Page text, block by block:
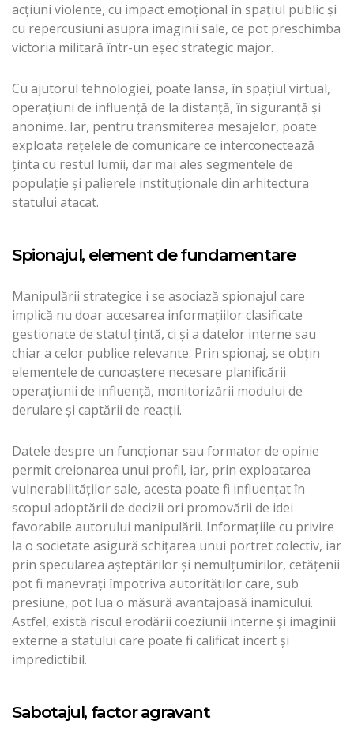
acţiuni violente, cu impact emoţional în spaţiul public şi
cu repercusiuni asupra imaginii sale, ce pot preschimba
victoria militară într-un eşec strategic major.
Cu ajutorul tehnologiei, poate lansa, în spaţiul virtual,
operaţiuni de influenţă de la distanţă, în siguranţă şi
anonime. Iar, pentru transmiterea mesajelor, poate
exploata reţelele de comunicare ce interconectează
ţinta cu restul lumii, dar mai ales segmentele de
populaţie şi palierele instituţionale din arhitectura
statului atacat.
Spionajul, element de fundamentare
Manipulării strategice i se asociază spionajul care
implică nu doar accesarea informaţiilor clasificate
gestionate de statul ţintă, ci şi a datelor interne sau
chiar a celor publice relevante. Prin spionaj, se obţin
elementele de cunoaştere necesare planificării
operaţiunii de influenţă, monitorizării modului de
derulare şi captării de reacţii.
Datele despre un funcţionar sau formator de opinie
permit creionarea unui profil, iar, prin exploatarea
vulnerabilităţilor sale, acesta poate fi influenţat în
scopul adoptării de decizii ori promovării de idei
favorabile autorului manipulării. Informaţiile cu privire
la o societate asigură schiţarea unui portret colectiv, iar
prin specularea aşteptărilor şi nemulţumirilor, cetăţenii
pot fi manevraţi împotriva autorităţilor care, sub
presiune, pot lua o măsură avantajoasă inamicului.
Astfel, există riscul erodării coeziunii interne şi imaginii
externe a statului care poate fi calificat incert şi
impredictibil.
Sabotajul, factor agravant